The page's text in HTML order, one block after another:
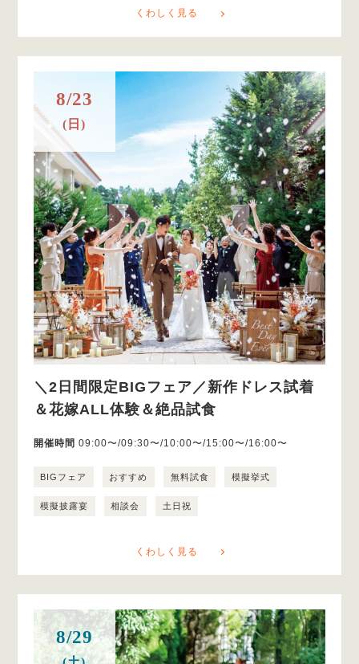
くわしく見る
8/23
(日)
＼2日間限定BIGフェア／新作ドレス試着
＆花嫁ALL体験＆絶品試食
開催時間 09:00〜/09:30〜/10:00〜/15:00〜/16:00〜
BIGフェア おすすめ 無料試食 模擬挙式
模擬披露宴 相談会 土日祝
くわしく見る
8/29